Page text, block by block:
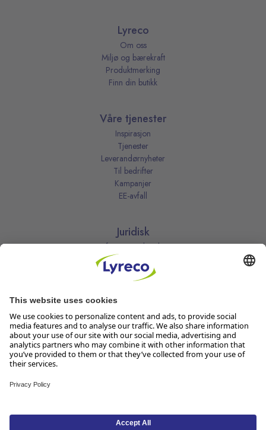
Lyreco
Om oss
Miljø og bærekraft
Produktmerking
Finn din butikk
Våre tjenester
Inspirasjon
Tjenester
Leverandørnyheter
Til bedrifter
Kampanjer
EE-avfall
Juridisk
Informasjonskapsler
Kjøpsbetingelser
Personvernerklæring
Vilkår
Vilkår for kundeklubben
Åpenhetsloven
Endre dine personvernsinnstillinger